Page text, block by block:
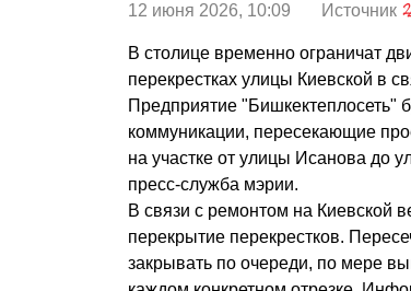
12 июня 2026, 10:09 Источник
В столице временно ограничат
перекрестках улицы Киевской в
Предприятие "Бишкектеплосеть"
коммуникации, пересекающие
на участке от улицы Исанова до
пресс-служба мэрии.
В связи с ремонтом на Киевской
перекрытие перекрестков.
закрывать по очереди, по мере